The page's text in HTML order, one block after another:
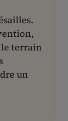
le terrain
un